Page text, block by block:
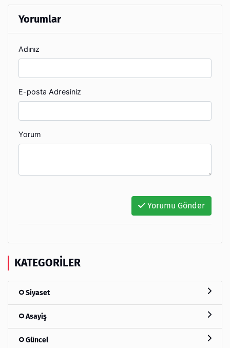
Yorumlar
Adınız
E-posta Adresiniz
Yorum
Yorumu Gönder
KATEGORILER
Siyaset
Asayiş
Güncel